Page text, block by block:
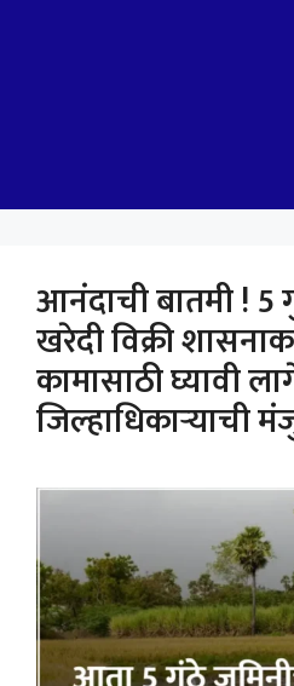
आनंदाची बातमी ! 5
खरेदी विक्री
कामासाठी घ्यावी
जिल्हाधिकाऱ्याची